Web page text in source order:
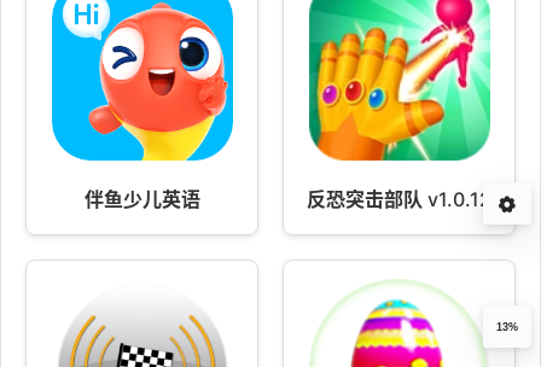
伴鱼少儿英语 反恐突击部队 v1.0.12
13%